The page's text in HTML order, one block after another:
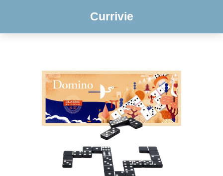
Currivie